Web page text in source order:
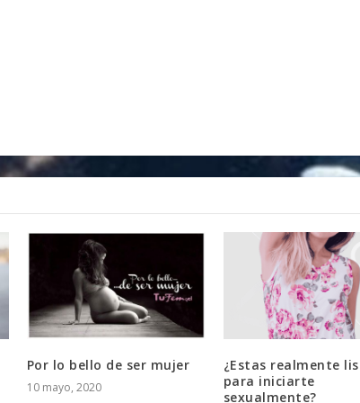
Por lo bello de ser mujer
10 mayo, 2020
¿Estas realmente
para iniciarte
sexualmente?